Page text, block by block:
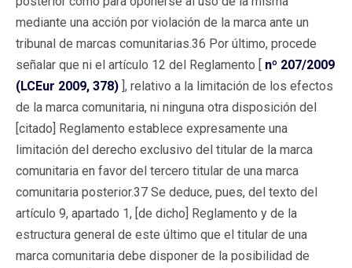
mediante una acción por violación de la marca ante un
tribunal de marcas comunitarias.36 Por último, procede
señalar que ni el artículo 12 del Reglamento [ nº 207/2009
(LCEur 2009, 378) ], relativo a la limitación de los efectos
de la marca comunitaria, ni ninguna otra disposición del
[citado] Reglamento establece expresamente una
limitación del derecho exclusivo del titular de la marca
comunitaria en favor del tercero titular de una marca
comunitaria posterior.37 Se deduce, pues, del texto del
artículo 9, apartado 1, [de dicho] Reglamento y de la
estructura general de este último que el titular de una
marca comunitaria debe disponer de la posibilidad de